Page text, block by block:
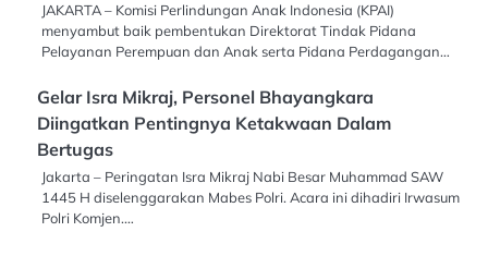
JAKARTA – Komisi Perlindungan Anak Indonesia (KPAI)
menyambut baik pembentukan Direktorat Tindak Pidana
Pelayanan Perempuan dan Anak serta Pidana Perdagangan…
Gelar Isra Mikraj, Personel Bhayangkara
Diingatkan Pentingnya Ketakwaan Dalam
Bertugas
Jakarta – Peringatan Isra Mikraj Nabi Besar Muhammad SAW
1445 H diselenggarakan Mabes Polri. Acara ini dihadiri Irwasum
Polri Komjen.…